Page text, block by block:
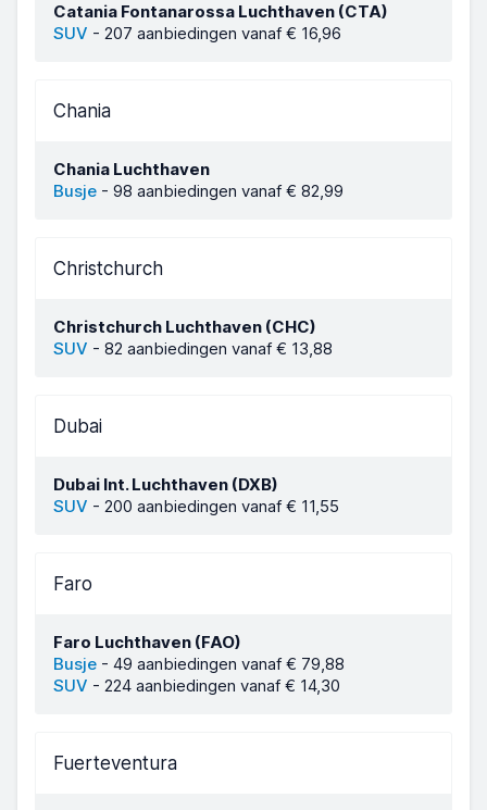
Catania Fontanarossa Luchthaven (CTA)
SUV - 207 aanbiedingen vanaf € 16,96
Chania
Chania Luchthaven
Busje - 98 aanbiedingen vanaf € 82,99
Christchurch
Christchurch Luchthaven (CHC)
SUV - 82 aanbiedingen vanaf € 13,88
Dubai
Dubai Int. Luchthaven (DXB)
SUV - 200 aanbiedingen vanaf € 11,55
Faro
Faro Luchthaven (FAO)
Busje - 49 aanbiedingen vanaf € 79,88
SUV - 224 aanbiedingen vanaf € 14,30
Fuerteventura